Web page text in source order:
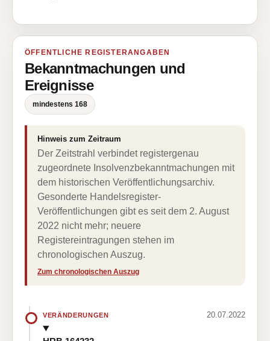
ÖFFENTLICHE REGISTERANGABEN
Bekanntmachungen und
Ereignisse
mindestens 168
Hinweis zum Zeitraum
Der Zeitstrahl verbindet registergenau
zugeordnete Insolvenzbekanntmachungen mit
dem historischen Veröffentlichungsarchiv.
Gesonderte Handelsregister-
Veröffentlichungen gibt es seit dem 2. August
2022 nicht mehr; neuere
Registereintragungen stehen im
chronologischen Auszug.
Zum chronologischen Auszug
VERÄNDERUNGEN 20.07.2022